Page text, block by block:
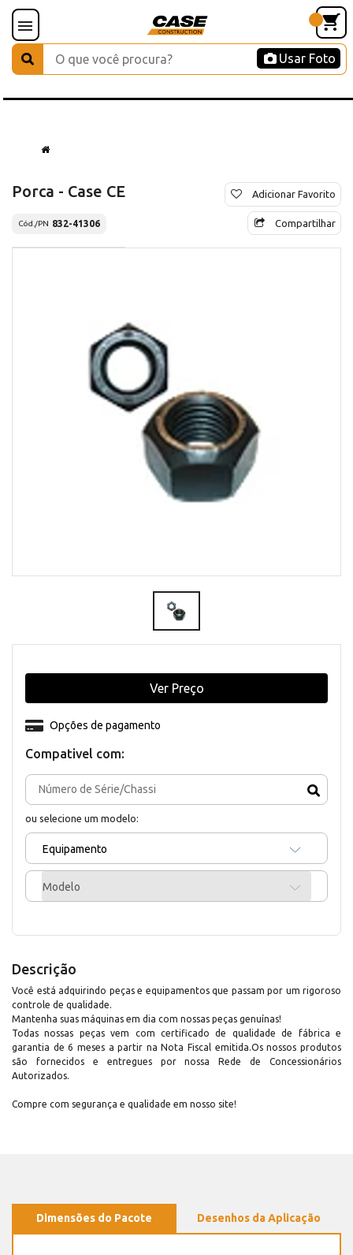
Usar Foto
Porca - Case CE
Cód./PN 832-41306
Adicionar Favorito
Compartilhar
Compativel com:
ou selecione um modelo:
Equipamento
Modelo
Opções de pagamento
Ver Preço
Descrição
Você está adquirindo peças e equipamentos que passam por um rigoroso
controle de qualidade.
Mantenha suas máquinas em dia com nossas peças genuínas!
Todas nossas peças vem com certificado de qualidade de fábrica e
garantia de 6 meses a partir na Nota Fiscal emitida.Os nossos produtos
são fornecidos e entregues por nossa Rede de Concessionários
Autorizados.
Compre com segurança e qualidade em nosso site!
Dimensões do Pacote Desenhos da Aplicação